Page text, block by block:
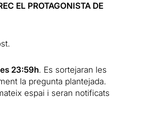
EL PROTAGONISTA DE
23:59h. Es sortejaran les
la pregunta plantejada.
espai i seran notificats